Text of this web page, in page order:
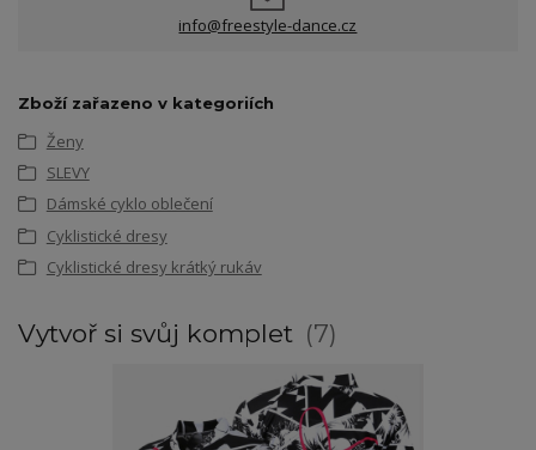
info@freestyle-dance.cz
Zboží zařazeno v kategoriích
Ženy
SLEVY
Dámské cyklo oblečení
Cyklistické dresy
Cyklistické dresy krátký rukáv
Vytvoř si svůj komplet 7